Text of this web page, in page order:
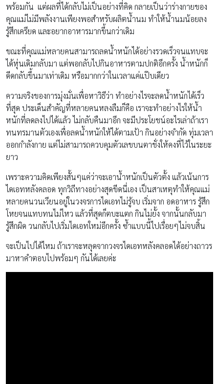
พร้อมกัน แต่ผลที่ได้กลับไม่เป็นอย่างที่คิด กลายเป็นว่าร่างกายของ
คุณแม่ไม่มีพลังงานเพียงพอสำหรับผลิตน้ำนม ทำให้น้ำนมน้อยลง
รู้สึกเครียด และอยากอาหารมากขึ้นกว่าเดิม
ขณะที่คุณแม่หลายคนสามารถลดน้ำหนักได้อย่างรวดเร็วจนแทบจะ
ได้หุ่นเดิมกลับมา แต่พอกลับไปกินอาหารตามปกติอีกครั้ง น้ำหนักก็
ดีดกลับขึ้นมาเท่าเดิม หรือมากกว่าในเวลาแค่แป๊บเดียว
ความจริงของการมุ่งมั่นเพื่อหาวิธีว่า ทำอย่างไรจะลดน้ำหนักได้เร็ว
ที่สุด ประเด็นสำคัญที่หลายคนหลงลืมก็คือ เราจะทำอย่างไรให้น้ำ
หนักที่ลดลงไปได้แล้ว ไม่กลับคืนมาอีก จะมีประโยชน์อะไรเล่าถ้าเรา
ทนทรมานตัวเองเพื่อลดน้ำหนักให้ได้ตามเป้า กินอย่างจำกัด ทุ่มเวลา
ออกกำลังกาย แต่ไม่สามารถควบคุมตัวเลขบนตาชั่งให้คงที่ไว้ในระยะ
ยาว
เพราะความคิดเพียงสั้นๆแค่ว่าจะเอาน้ำหนักเป็นตัวตั้ง แล้วเน้นการ
ไดเอทหลังคลอด ทุกวิถีทางอย่างสุดขีดนี่เอง เป็นสาเหตุทำให้คุณแม่
หลายคนวนเวียนอยู่ในวงจรการไดเอทไม่รู้จบ เริ่มจาก อดอาหาร รู้สึก
โหยจนแทบทนไม่ไหว แล้วที่สุดก็ตบะแตก กินไม่ยั้ง จากนั้นกลับมา
รู้สึกผิด วนกลับไปเริ่มไดเอทใหม่อีกครั้ง ซ้ำแบบนี้ไปเรื่อยๆไม่จบสิ้น
จะเป็นไปได้ไหม ถ้าเราจะหลุดจากวงจรไดเอทหลังคลอดได้อย่างถาวร
มาหาคำตอบไปพร้อมๆ กันได้เลยค่ะ